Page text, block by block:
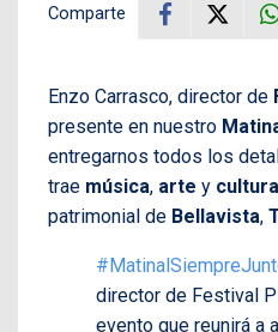
Comparte
Enzo Carrasco, director de
presente en nuestro
entregarnos todos los
trae música, arte y cultura
patrimonial de Bellavista,
director de Festival
evento que reunirá a